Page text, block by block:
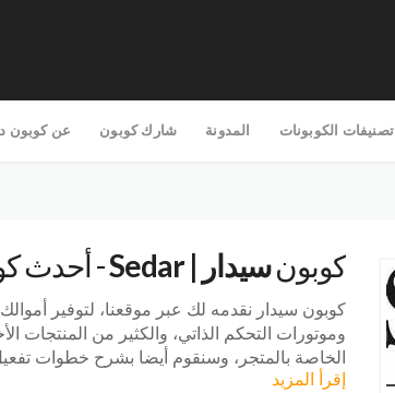
تصنيفات الكوبونات المدونة شارك كوبون عن كوبون
كوبونسيدار | Sedar - أحدث
كوبون سيدار نقدمه لك عبر موقعنا، لتوفير
وموتورات التحكم الذاتي، والكثير من المنتجات
الخاصة بالمتجر، وسنقوم أيضا بشرح خطوات
إقرأ المزيد